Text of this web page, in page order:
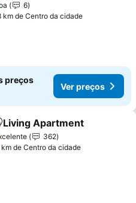
6
km de Centro da cidade
preços
Ver preços
aos favoritos
Living Apartment
362
km de Centro da cidade